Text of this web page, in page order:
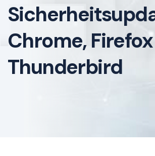
Chrome,
Thunderbird